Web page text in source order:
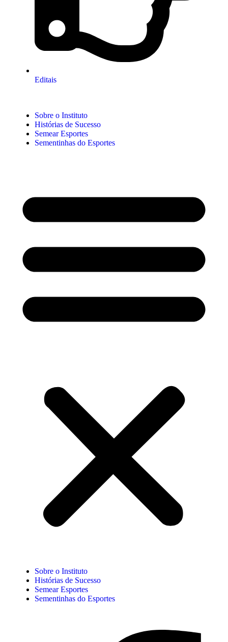
Editais
Sobre o Instituto
Histórias de Sucesso
Semear Esportes
Sementinhas do Esportes
Sobre o Instituto
Histórias de Sucesso
Semear Esportes
Sementinhas do Esportes